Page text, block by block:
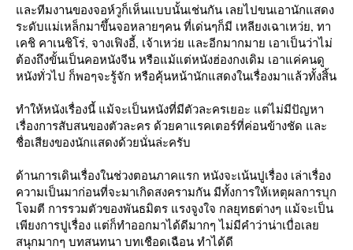
ละทีมงานของจอห์วูก็เห็นแบบนั้นเช่นกัน เลยไปขนเอานักแสดง
ระดับแม่เหล็กมาขึ้นจอหลายๆคน ที่เด่นๆก็มี เหลียงเฉาเหว่ย, ทา
เคชิ คาเนชิโร่, จางเฟิงอี้, เจ้าเหว่ย และอีกมากมาย เอาเป็นว่าไม่
ต้องถึงขั้นเป็นคอหนังจีน หรือแม้แต่หนังฮ่องกงเดิม เอาแค่คนดู
หนังทั่วไป ก็พอๆจะรู้จัก หรือคุ้นหน้านักแสดงในเรื่องมาแล้วทั้งสิ้น
ทำให้หนังเรื่องนี้ แม้จะเป็นหนังที่มีตัวละครเยอะ แต่ไม่มีปัญหา
เรื่องการสับสนของตัวละคร ด้วยคาแรคเตอร์ที่ค่อนข้างชัด และ
ชื่อเสียงของนักแสดงด้วยนั่นล่ะครับ
ด้านการเดินเรื่องในช่วงตอนภาคแรก หนังจะเน้นปูเรื่อง เล่าเรื่อง
ความเป็นมาก่อนที่จะมาเกิดสงครามกัน มีทั้งการให้เหตุผลการบุก
จมตี การรวมตัวของพันธมิตร แรงจูงใจ กลยุทธต่างๆ แม้จะเป็น
เพียงการปูเรื่อง แต่ก็ทำออกมาได้ดีมากๆ ไม่มีคำว่าน่าเบื่อเล
สนุกมากๆ บทสนทนา บทเชือดเฉือน ทำได้ดี